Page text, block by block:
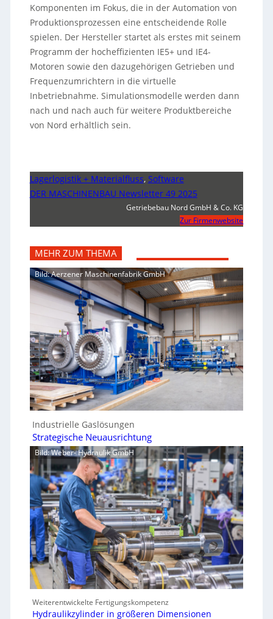
Komponenten im Fokus, die in der Automation von
Produktionsprozessen eine entscheidende Rolle
spielen. Der Hersteller startet als erstes mit seinem
Programm der hocheffizienten IE5+ und IE4-
Motoren sowie den dazugehörigen Getrieben und
Frequenzumrichtern in die virtuelle
Inbetriebnahme. Simulationsmodelle werden dann
nach und nach auch für weitere Produktbereiche
von Nord erhältlich sein.
Lagerlogistik + Materialfluss, Software
DER MASCHINENBAU Newsletter 49 2025
Getriebebau Nord GmbH & Co. KG
Zur Firmenwebsite
MEHR ZUM THEMA
Bild: Aerzener Maschinenfabrik GmbH
Industrielle Gaslösungen
Strategische Neuausrichtung
Bild: Weber- Hydraulik GmbH
Weiterentwickelte Fertigungskompetenz
Hydraulikzylinder in größeren Dimensionen